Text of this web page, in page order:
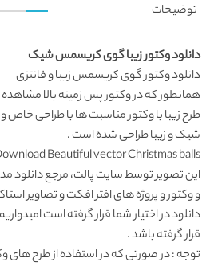
توضیحات
دانلود وکتور زیبا گوی کریسمس شیک
دانلود وکتورگوی کریسمس زیبا و فانتزی
همانطور که دروکتور پس زمینهبالا
طرح زیبا باوکتور مناسبت هابا طراحی خاص
شیک و زیبا طراحی شده است .
Beautiful vector Christmas balls
این تصویر توسطسایت پالت، مرجع دانلود
و وکتور و پروژه های افتر افکت و تصاویر
دانلود در اختیار شما قرار گرفته است
قرار گرفته باشد .
توجه : در صورتی که در استفاده از طرح های